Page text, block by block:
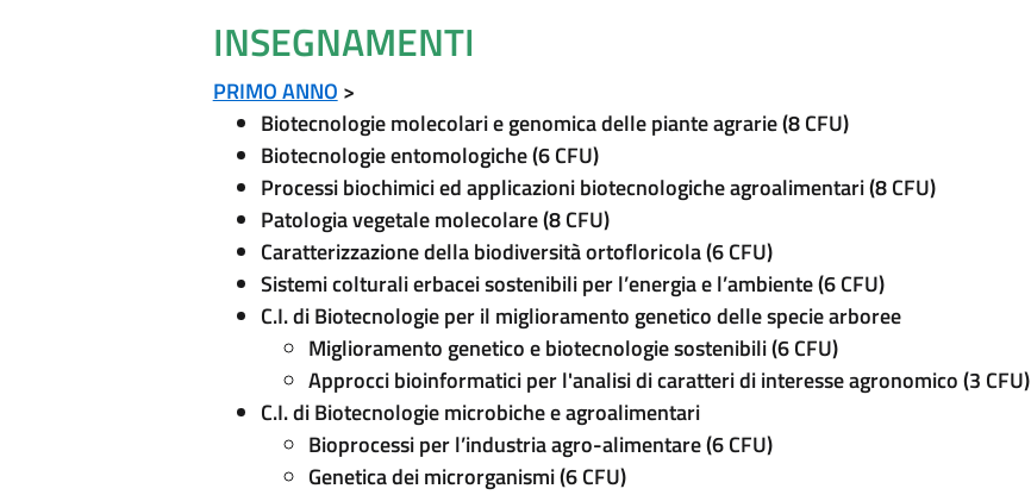
INSEGNAMENTI
PRIMO ANNO>
Biotecnologie molecolari e genomica delle piante agrarie (8 CFU)
Biotecnologie entomologiche (6 CFU)
Processi biochimici ed applicazioni biotecnologiche agroalimentari (8 CFU)
Patologia vegetale molecolare (8 CFU)
Caratterizzazione della biodiversità ortofloricola (6 CFU)
Sistemi colturali erbacei sostenibili per l’energia e l’ambiente (6 CFU)
C.I. di Biotecnologie per il miglioramento genetico delle specie arboree
Miglioramento genetico e biotecnologie sostenibili (6 CFU)
Approcci bioinformatici per l'analisi di caratteri di interesse agronomico (3 CFU)
C.I. di Biotecnologie microbiche e agroalimentari
Bioprocessi per l’industria agro-alimentare (6 CFU)
Genetica dei microrganismi (6 CFU)